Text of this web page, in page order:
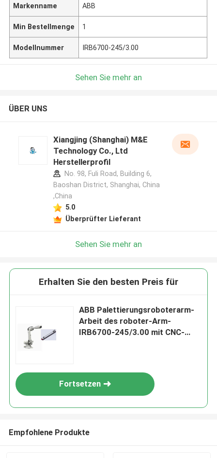
Markenname ABB
Min Bestellmenge 1
Modellnummer IRB6700-245/3.00
Sehen Sie mehr an
ÜBER UNS
Xiangjing (Shanghai) M&E
Technology Co., Ltd
Herstellerprofil
No. 98, Fuli Road, Building 6,
Baoshan District, Shanghai, China
,China
5.0
Überprüfter Lieferant
Sehen Sie mehr an
Erhalten Sie den besten Preis für
ABB Palettierungsroboterarm-
Arbeit des roboter-Arm-
IRB6700-245/3.00 mit CNC-
Fortsetzen
Empfohlene Produkte